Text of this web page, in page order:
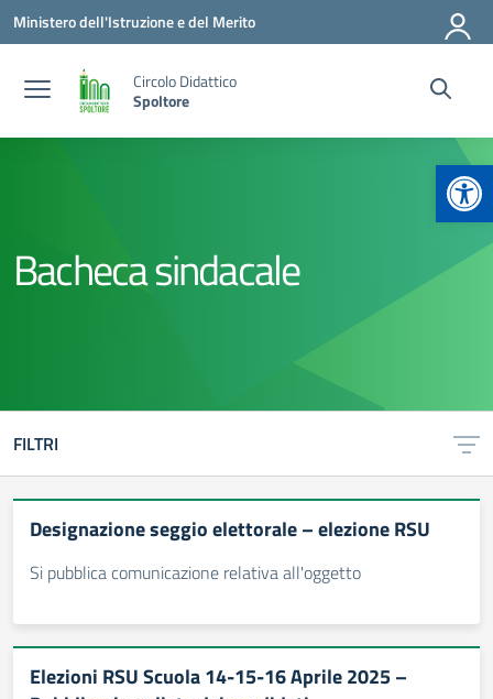
Vai ai contenuti
Vai al menu di navigazione
Vai al footer
Ministero dell'Istruzione e del Merito
Circolo Didattico
Spoltore
Bacheca sindacale
FILTRI
Designazione seggio elettorale – elezione RSU
Si pubblica comunicazione relativa all'oggetto
Elezioni RSU Scuola 14-15-16 Aprile 2025 –